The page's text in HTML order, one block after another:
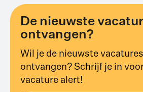
De nieuwste
ontvangen?
Wil je de nieuwste
ontvangen? Schrijf je in
vacature alert!